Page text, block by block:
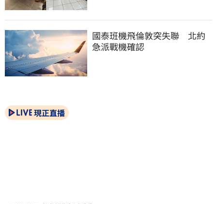
國泰班機飛倫敦突失聯　北約
急派戰機確認
現正直播